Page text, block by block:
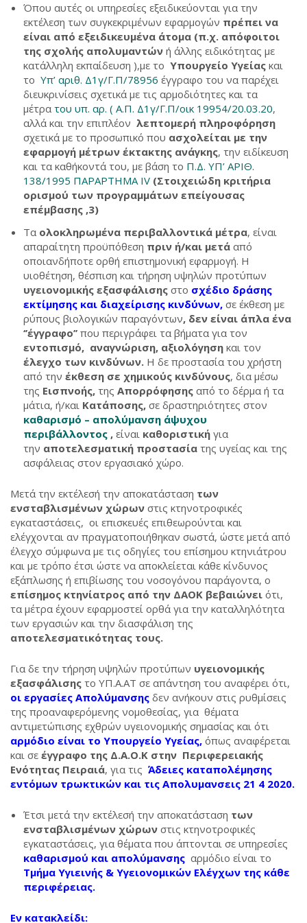
Όπου αυτές οι υπηρεσίες εξειδικεύονται για την
εκτέλεση των συγκεκριμένων εφαρμογών πρέπει να
είναι από εξειδικευμένα άτομα (π.χ. απόφοιτοι
της σχολής απολυμαντών ή άλλης ειδικότητας με
κατάλληλη εκπαίδευση ),με το Υπουργείο Υγείας και
το Υπ’ αριθ. Δ1γ/Γ.Π/78956 έγγραφο του να παρέχει
διευκρινίσεις σχετικά με τις αρμοδιότητες και τα
μέτρα του υπ. αρ. ( Α.Π. Δ1γ/Γ.Π/οικ 19954/20.03.20,
αλλά και την επιπλέον λεπτομερή πληροφόρηση
σχετικά με το προσωπικό που ασχολείται με την
εφαρμογή μέτρων έκτακτης ανάγκης, την ειδίκευση
και τα καθήκοντά του, με βάση το Π.Δ. ΥΠ’ ΑΡΙΘ.
138/1995 ΠΑΡΑΡΤΗΜΑ IV (Στοιχειώδη κριτήρια
ορισμού των προγραμμάτων επείγουσας
επέμβασης ,3)
Τα ολοκληρωμένα περιβαλλοντικά μέτρα, είναι
απαραίτητη προϋπόθεση πριν ή/και μετά από
οποιανδήποτε ορθή επιστημονική εφαρμογή. Η
υιοθέτηση, θέσπιση και τήρηση υψηλών προτύπων
υγειονομικής εξασφάλισης στο σχέδιο δράσης
εκτίμησης και διαχείρισης κινδύνων, σε έκθεση με
ρύπους βιολογικών παραγόντων, δεν είναι άπλα ένα
‘’έγγραφο’’ που περιγράφει τα βήματα για τον
εντοπισμό, αναγνώριση, αξιολόγηση και τον
έλεγχο των κινδύνων. Η δε προστασία του χρήστη
από την έκθεση σε χημικούς κινδύνους, δια μέσω
της Εισπνοής, της Απορρόφησης από το δέρμα ή τα
μάτια, ή/και Κατάποσης, σε δραστηριότητες στον
καθαρισμό – απολύμανση άψυχου
περιβάλλοντος , είναι καθοριστική για
την αποτελεσματική προστασία της υγείας και της
ασφάλειας στον εργασιακό χώρο.
Μετά την εκτέλεσή την αποκατάσταση των
ενσταβλισμένων χώρων στις κτηνοτροφικές
εγκαταστάσεις, οι επισκευές επιθεωρούνται και
ελέγχονται αν πραγματοποιήθηκαν σωστά, ώστε μετά από
έλεγχο σύμφωνα με τις οδηγίες του επίσημου κτηνιάτρου
και με τρόπο έτσι ώστε να αποκλείεται κάθε κίνδυνος
εξάπλωσης ή επιβίωσης του νοσογόνου παράγοντα, ο
επίσημος κτηνίατρος από την ΔΑΟΚ βεβαιώνει ότι,
τα μέτρα έχουν εφαρμοστεί ορθά για την καταλληλότητα
των εργασιών και την διασφάλιση της
αποτελεσματικότητας τους.
Για δε την τήρηση υψηλών προτύπων υγειονομικής
εξασφάλισης το ΥΠ.Α.ΑΤ σε απάντηση του αναφέρει ότι,
οι εργασίες Απολύμανσης δεν ανήκουν στις ρυθμίσεις
της προαναφερόμενης νομοθεσίας, για θέματα
αντιμετώπισης εχθρών υγειονομικής σημασίας και ότι
αρμόδιο είναι το Υπουργείο Υγείας, όπως αναφέρεται
και σε έγγραφο της Δ.Α.Ο.Κ στην Περιφερειακής
Ενότητας Πειραιά, για τις Άδειες καταπολέμησης
εντόμων τρωκτικών και τις Απολυμανσεις 21 4 2020.
Έτσι μετά την εκτέλεσή την αποκατάσταση των
ενσταβλισμένων χώρων στις κτηνοτροφικές
εγκαταστάσεις, για θέματα που άπτονται σε υπηρεσίες
καθαρισμού και απολύμανσης αρμόδιο είναι το
Τμήμα Υγιεινής & Υγειονομικών Ελέγχων της κάθε
περιφέρειας.
Εν κατακλείδι: